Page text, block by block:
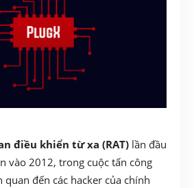
điều khiển từ xa (RAT) lần đầu
vào 2012, trong cuộc tấn công
quan đến các hacker của chính